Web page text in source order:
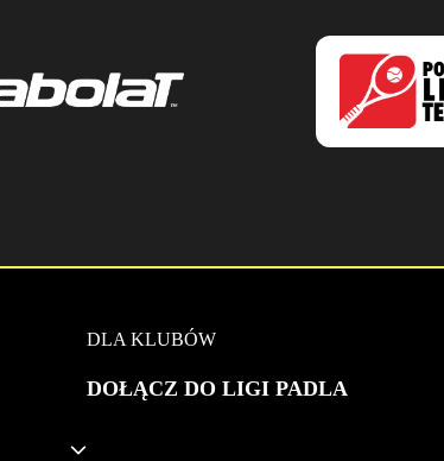
DLA KLUBÓW
DOŁĄCZ DO LIGI PADLA